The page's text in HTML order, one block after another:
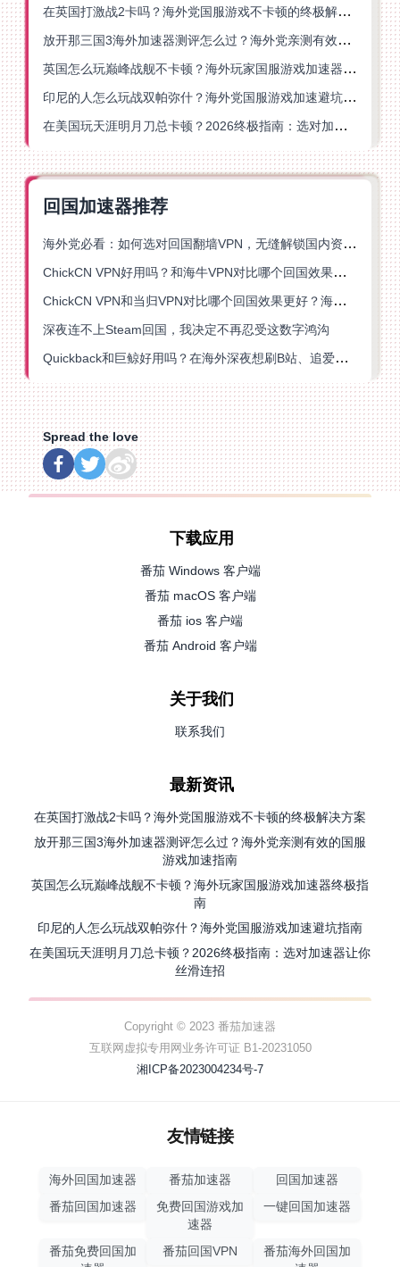
在英国打激战2卡吗？海外党国服游戏不卡顿的终极解决方案
放开那三国3海外加速器测评怎么过？海外党亲测有效的国服游戏加速指南
英国怎么玩巅峰战舰不卡顿？海外玩家国服游戏加速器终极指南
印尼的人怎么玩战双帕弥什？海外党国服游戏加速避坑指南
在美国玩天涯明月刀总卡顿？2026终极指南：选对加速器让你丝滑连招
回国加速器推荐
海外党必看：如何选对回国翻墙VPN，无缝解锁国内资源？
ChickCN VPN好用吗？和海牛VPN对比哪个回国效果更好？
ChickCN VPN和当归VPN对比哪个回国效果更好？海外党亲测后选了它
深夜连不上Steam回国，我决定不再忍受这数字鸿沟
Quickback和巨鲸好用吗？在海外深夜想刷B站、追爱奇艺的你，或许正需要这份答案
Spread the love
下载应用
番茄 Windows 客户端
番茄 macOS 客户端
番茄 ios 客户端
番茄 Android 客户端
关于我们
联系我们
最新资讯
在英国打激战2卡吗？海外党国服游戏不卡顿的终极解决方案
放开那三国3海外加速器测评怎么过？海外党亲测有效的国服
游戏加速指南
英国怎么玩巅峰战舰不卡顿？海外玩家国服游戏加速器终极指
南
印尼的人怎么玩战双帕弥什？海外党国服游戏加速避坑指南
在美国玩天涯明月刀总卡顿？2026终极指南：选对加速器让你
丝滑连招
Copyright © 2023 番茄加速器
互联网虚拟专用网业务许可证 B1-20231050
湘ICP备2023004234号-7
友情链接
海外回国加速器 番茄加速器
回国加速器
番茄回国加速器
免费回国游戏加
速器
一键回国加速器
番茄免费回国加
番茄回国VPN
番茄海外回国加